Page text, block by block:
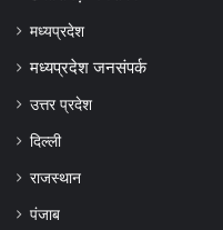
मध्यप्रदेश
मध्यप्रदेश जनसंपर्क
उत्तर प्रदेश
दिल्ली
राजस्थान
पंजाब